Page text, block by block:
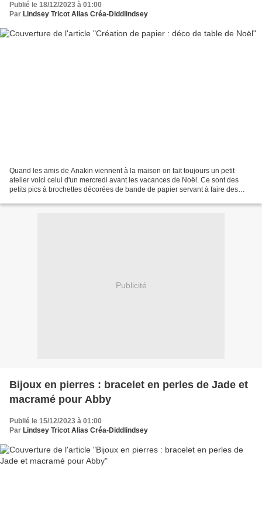
Publié le 18/12/2023 à 01:00
Par Lindsey Tricot Alias Créa-Diddlindsey
Quand les amis de Anakin viennent à la maison on fait toujours un petit
atelier voici celui d'un mercredi avant les vacances de Noël. Ce sont des
petits pics à brochettes décorées de bande de papier servant à faire des
Publicité
Bijoux en pierres : bracelet en perles de Jade et
macramé pour Abby
Publié le 15/12/2023 à 01:00
Par Lindsey Tricot Alias Créa-Diddlindsey